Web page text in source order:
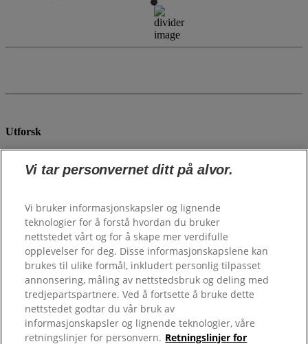
Utforsk
Oppdag Softlan
ColgatePalmolive.no
Kontakt oss
Vilkår og Betingelser for bruk
Vi tar personvernet ditt på alvor.
Vi bruker informasjonskapsler og lignende
teknologier for å forstå hvordan du bruker
nettstedet vårt og for å skape mer verdifulle
opplevelser for deg. Disse informasjonskapslene kan
brukes til ulike formål, inkludert personlig tilpasset
annonsering, måling av nettstedsbruk og deling med
tredjepartspartnere. Ved å fortsette å bruke dette
nettstedet godtar du vår bruk av
informasjonskapsler og lignende teknologier, våre
retningslinjer for personvern. Retningslinjer for